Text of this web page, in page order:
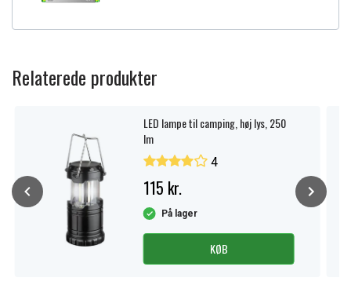
Lyskilde inkluderet:Ja
Fatning:Kan ikke udskiftes
3 AA-batterier medfølger ikke.
Brændetid ca. 200 timer.
Lysrelæ
Timer: 6 timer tændt, 18 timer slukket, gentagende
Integreret
0,11
Relaterede produkter
LED lampe til camping, høj lys, 250
lm
4
115 kr.
På lager
KØB